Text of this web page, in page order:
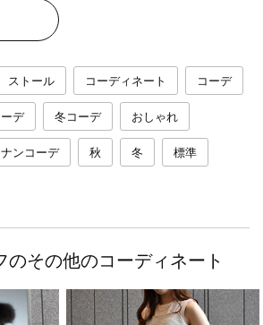
ストール コーディネート コーデ
デ 冬コーデ おしゃれ
ンコーデ 秋 冬 標準
のその他のコーディネート